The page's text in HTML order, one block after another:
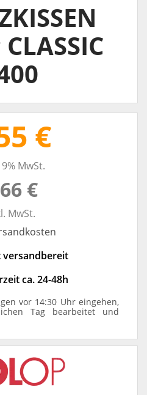
€
MwSt.
€
MwSt.
versandbereit
ca. 24-48h
vor 14:30 Uhr eingehen,
Tag bearbeitet und